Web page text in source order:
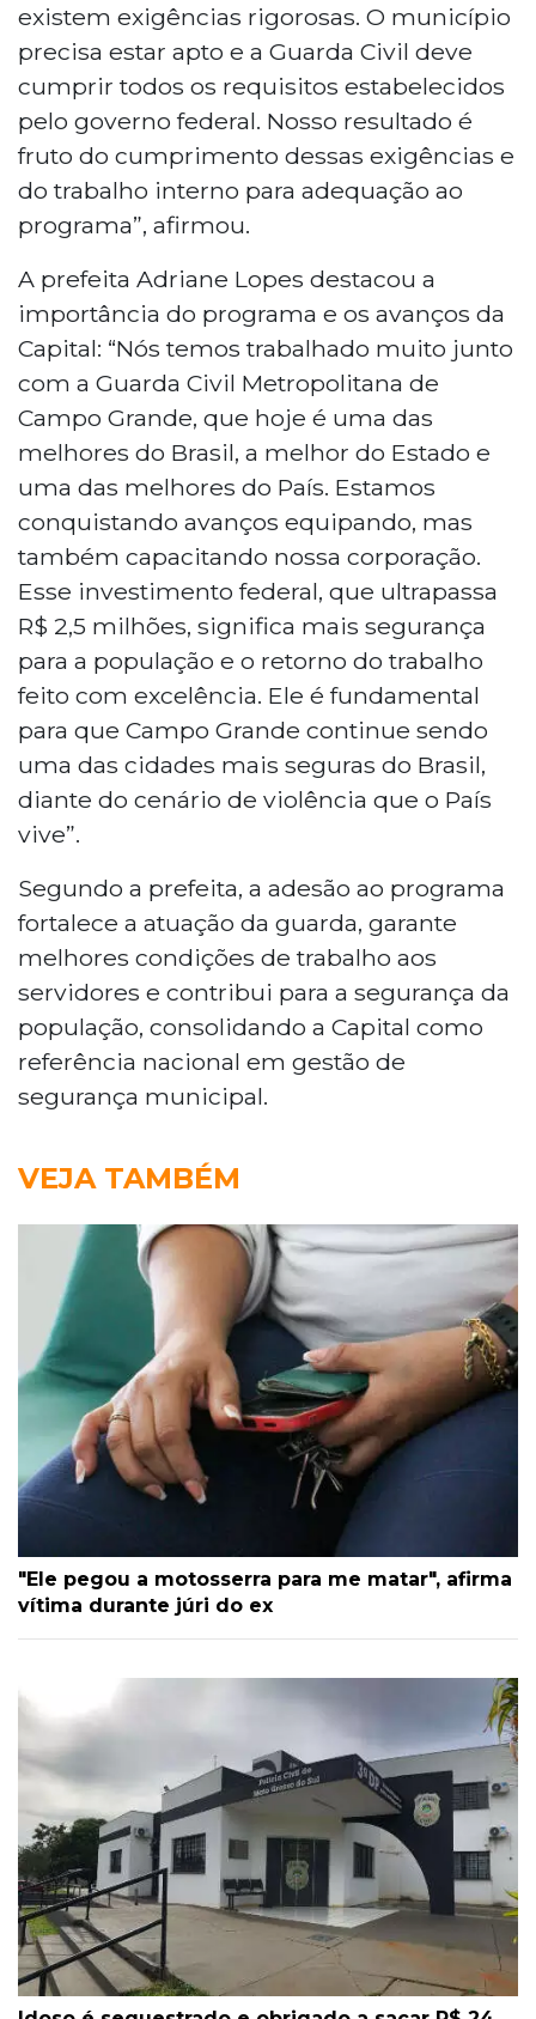
existem exigências rigorosas. O município
precisa estar apto e a Guarda Civil deve
cumprir todos os requisitos estabelecidos
pelo governo federal. Nosso resultado é
fruto do cumprimento dessas exigências e
do trabalho interno para adequação ao
programa”, afirmou.
A prefeita Adriane Lopes destacou a
importância do programa e os avanços da
Capital: “Nós temos trabalhado muito junto
com a Guarda Civil Metropolitana de
Campo Grande, que hoje é uma das
melhores do Brasil, a melhor do Estado e
uma das melhores do País. Estamos
conquistando avanços equipando, mas
também capacitando nossa corporação.
Esse investimento federal, que ultrapassa
R$ 2,5 milhões, significa mais segurança
para a população e o retorno do trabalho
feito com excelência. Ele é fundamental
para que Campo Grande continue sendo
uma das cidades mais seguras do Brasil,
diante do cenário de violência que o País
vive”.
Segundo a prefeita, a adesão ao programa
fortalece a atuação da guarda, garante
melhores condições de trabalho aos
servidores e contribui para a segurança da
população, consolidando a Capital como
referência nacional em gestão de
segurança municipal.
VEJA TAMBÉM
"Ele pegou a motosserra para me matar", afirma
vítima durante júri do ex